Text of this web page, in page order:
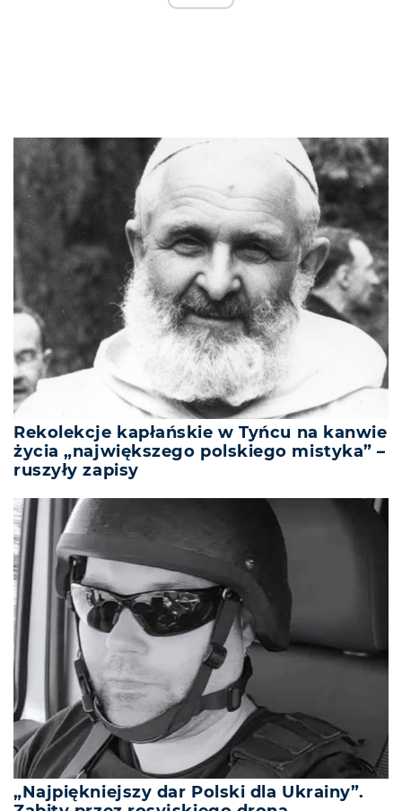
Rekolekcje kapłańskie w Tyńcu na kanwie
życia „największego polskiego mistyka” –
ruszyły zapisy
„Najpiękniejszy dar Polski dla Ukrainy”.